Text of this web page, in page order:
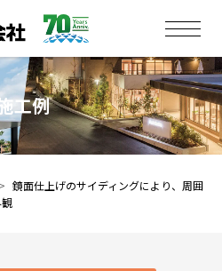
工例
鏡面仕上げのサイディングにより、周囲